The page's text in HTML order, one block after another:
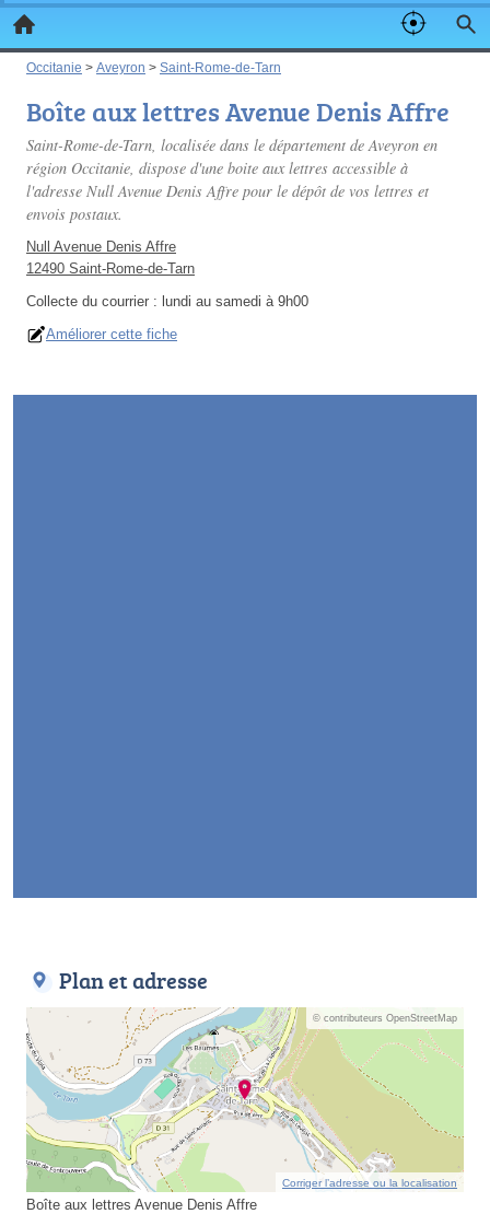
Occitanie > Aveyron > Saint-Rome-de-Tarn
Boîte aux lettres Avenue Denis Affre
Saint-Rome-de-Tarn, localisée dans le département de Aveyron en
région Occitanie, dispose d'une boite aux lettres accessible à
l'adresse Null Avenue Denis Affre pour le dépôt de vos lettres et
envois postaux.
Null Avenue Denis Affre
12490 Saint-Rome-de-Tarn
Collecte du courrier : lundi au samedi à 9h00
Améliorer cette fiche
Plan et adresse
© contributeurs OpenStreetMap
Corriger l’adresse ou la localisation
Boîte aux lettres Avenue Denis Affre